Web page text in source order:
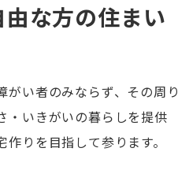
な方の住まい
い者のみならず、その周り
・いきがいの暮らしを提供
りを目指して参ります。